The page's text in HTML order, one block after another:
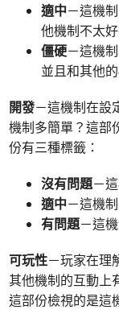
適中－這機
他機制不太
僵硬－這機
並且和其他
開發－這機制在設
機制多簡單？這部
份有三種標籤：
沒有問題－
適中－這機
有問題－這
可玩性－玩家在理
其他機制的互動上
這部份檢視的是這